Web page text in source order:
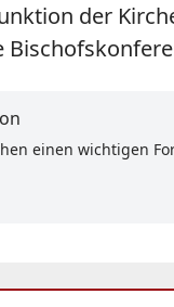
der
einen wichtigen